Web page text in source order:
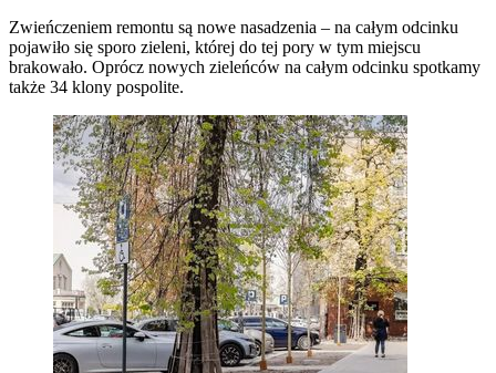
Zwieńczeniem remontu są nowe nasadzenia – na całym odcinku
pojawiło się sporo zieleni, której do tej pory w tym miejscu
brakowało. Oprócz nowych zieleńców na całym odcinku spotkamy
także 34 klony pospolite.